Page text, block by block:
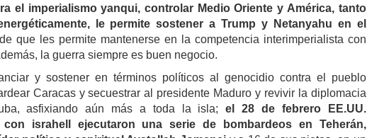
el imperialismo yanqui, controlar Medio Oriente y América, tanto
le permite sostener a Trump y Netanyahu en el
que les permite mantenerse en la competencia interimperialista con
la guerra siempre es buen negocio.
y sostener en términos políticos al genocidio contra el pueblo
Caracas y secuestrar al presidente Maduro y revivir la diplomacia
asfixiando aún más a toda la isla;el 28 de febrero EE.UU.
con israhell ejecutaron una serie de bombardeos en Teherán,